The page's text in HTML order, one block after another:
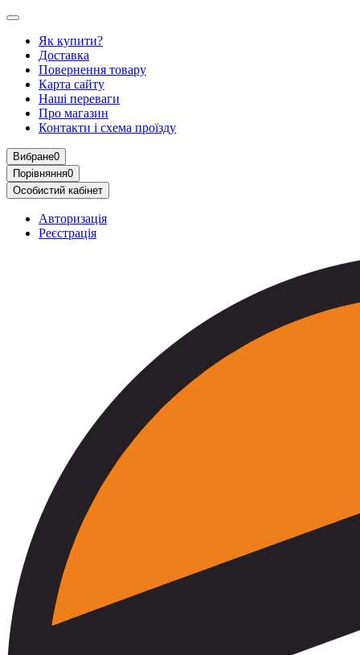
Як купити?
Доставка
Повернення товару
Карта сайту
Наші переваги
Про магазин
Контакти і схема проїзду
Вибране0
Порівняння0
Особистий кабінет
Авторизація
Реєстрація